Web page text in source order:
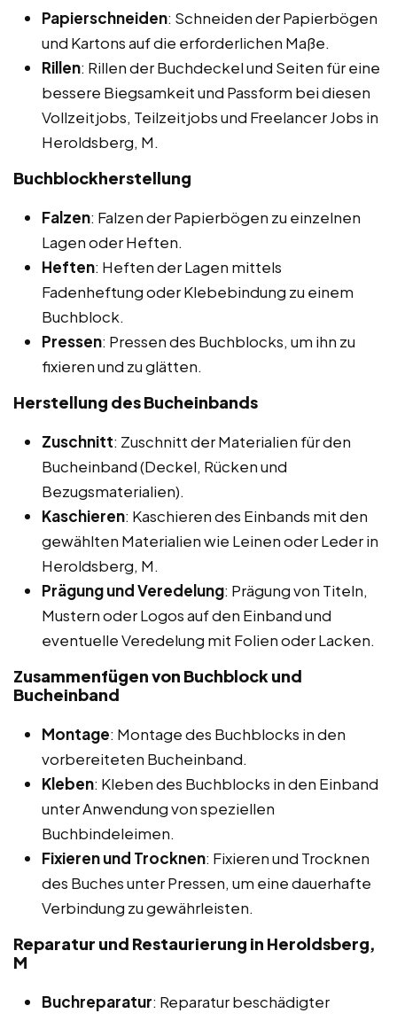
Papierschneiden: Schneiden der Papierbögen
und Kartons auf die erforderlichen Maße.
Rillen: Rillen der Buchdeckel und Seiten für eine
bessere Biegsamkeit und Passform bei diesen
Vollzeitjobs, Teilzeitjobs und Freelancer Jobs in
Heroldsberg, M.
Buchblockherstellung
Falzen: Falzen der Papierbögen zu einzelnen
Lagen oder Heften.
Heften: Heften der Lagen mittels
Fadenheftung oder Klebebindung zu einem
Buchblock.
Pressen: Pressen des Buchblocks, um ihn zu
fixieren und zu glätten.
Herstellung des Bucheinbands
Zuschnitt: Zuschnitt der Materialien für den
Bucheinband (Deckel, Rücken und
Bezugsmaterialien).
Kaschieren: Kaschieren des Einbands mit den
gewählten Materialien wie Leinen oder Leder in
Heroldsberg, M.
Prägung und Veredelung: Prägung von Titeln,
Mustern oder Logos auf den Einband und
eventuelle Veredelung mit Folien oder Lacken.
Zusammenfügen von Buchblock und
Bucheinband
Montage: Montage des Buchblocks in den
vorbereiteten Bucheinband.
Kleben: Kleben des Buchblocks in den Einband
unter Anwendung von speziellen
Buchbindeleimen.
Fixieren und Trocknen: Fixieren und Trocknen
des Buches unter Pressen, um eine dauerhafte
Verbindung zu gewährleisten.
Reparatur und Restaurierung in Heroldsberg,
M
Buchreparatur: Reparatur beschädigter